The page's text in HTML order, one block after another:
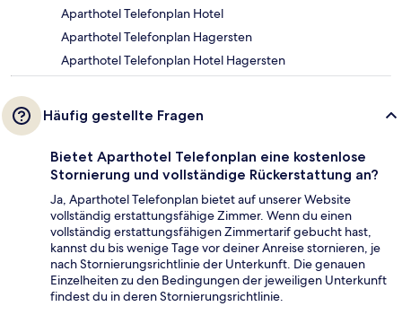
Aparthotel Telefonplan Hotel
Aparthotel Telefonplan Hagersten
Aparthotel Telefonplan Hotel Hagersten
Häufig gestellte Fragen
Bietet Aparthotel Telefonplan eine kostenlose
Stornierung und vollständige Rückerstattung an?
Ja, Aparthotel Telefonplan bietet auf unserer Website
vollständig erstattungsfähige Zimmer. Wenn du einen
vollständig erstattungsfähigen Zimmertarif gebucht hast,
kannst du bis wenige Tage vor deiner Anreise stornieren, je
nach Stornierungsrichtlinie der Unterkunft. Die genauen
Einzelheiten zu den Bedingungen der jeweiligen Unterkunft
findest du in deren Stornierungsrichtlinie.